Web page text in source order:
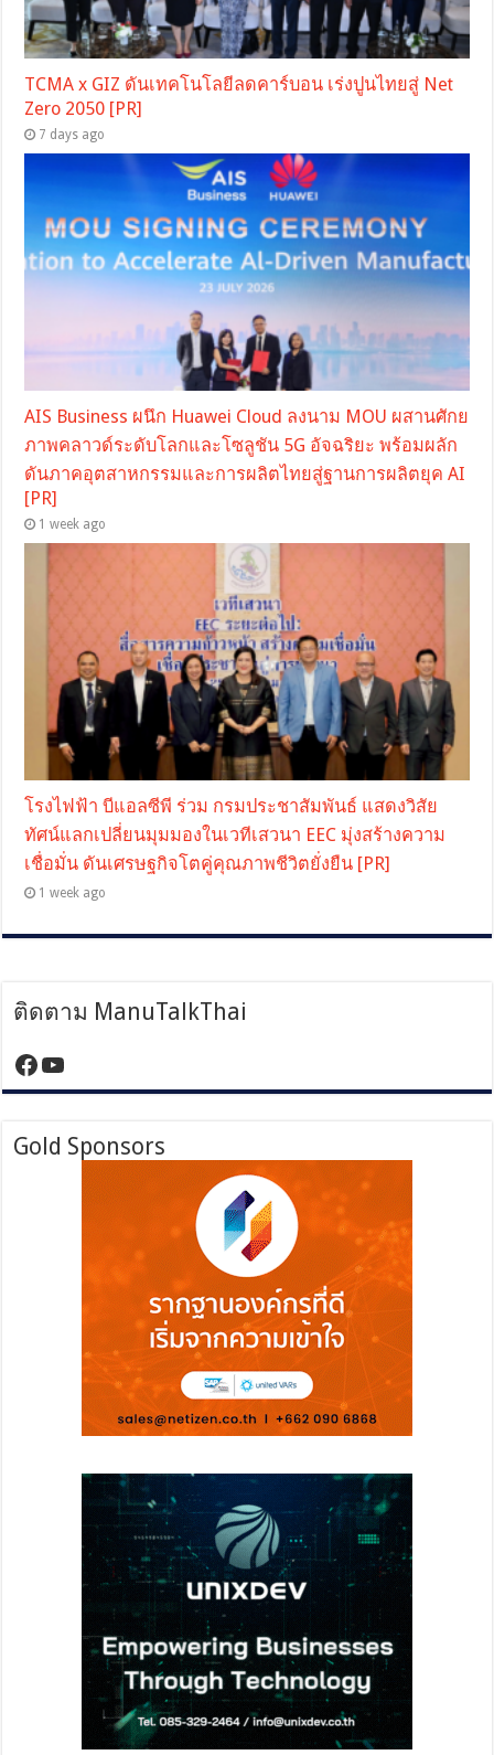
TCMA x GIZ ดันเทคโนโลยีลดคาร์บอน เร่งปูนไทยสู่ Net
Zero 2050 [PR]
7 days ago
AIS Business ผนึก Huawei Cloud ลงนาม MOU ผสานศักย
ภาพคลาวด์ระดับโลกและโซลูชัน 5G อัจฉริยะ พร้อมผลัก
ดันภาคอุตสาหกรรมและการผลิตไทยสู่ฐานการผลิตยุค AI
[PR]
1 week ago
โรงไฟฟ้า บีแอลซีพี ร่วม กรมประชาสัมพันธ์ แสดงวิสัย
ทัศน์แลกเปลี่ยนมุมมองในเวทีเสวนา EEC มุ่งสร้างความ
เชื่อมั่น ดันเศรษฐกิจโตคู่คุณภาพชีวิตยั่งยืน [PR]
1 week ago
ติดตาม ManuTalkThai
https://www.facebook.com/
YouTube
Gold Sponsors